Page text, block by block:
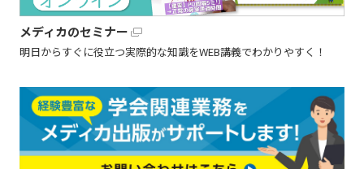
メディカのセミナー
明日からすぐに役立つ実際的な知識をWEB講義でわかりやすく！